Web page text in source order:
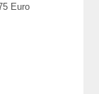
Euro